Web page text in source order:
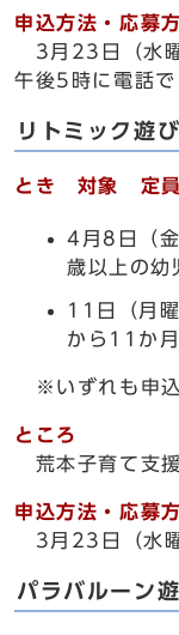
申込方法・応募
3月23日（水曜
午後5時に電話で
リトミック遊び
とき 対象 定員
4月8日（
歳以上の幼
11日（月
から11か
※いずれも申込
ところ
荒本子育て支
申込方法・応募
3月23日（水曜
パラバルーン